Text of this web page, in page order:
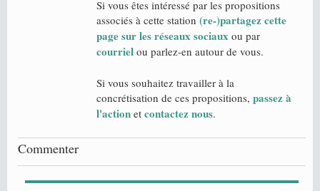
Si vous êtes intéressé par les propositions
associés à cette station (re-)partagez cette
page sur les réseaux sociaux ou par
courriel ou parlez-en autour de vous.
Si vous souhaitez travailler à la
concrétisation de ces propositions, passez à
l'action et contactez nous.
Commenter